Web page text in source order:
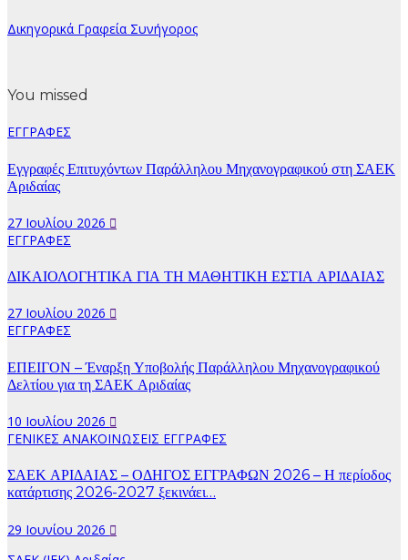
Δικηγορικά Γραφεία Συνήγορος
You missed
ΕΓΓΡΑΦΕΣ
Εγγραφές Επιτυχόντων Παράλληλου Μηχανογραφικού στη ΣΑΕΚ
Αριδαίας
27 Ιουλίου 2026
ΕΓΓΡΑΦΕΣ
ΔΙΚΑΙΟΛΟΓΗΤΙΚΑ ΓΙΑ ΤΗ ΜΑΘΗΤΙΚΗ ΕΣΤΙΑ ΑΡΙΔΑΙΑΣ
27 Ιουλίου 2026
ΕΓΓΡΑΦΕΣ
ΕΠΕΙΓΟΝ – Έναρξη Υποβολής Παράλληλου Μηχανογραφικού
Δελτίου για τη ΣΑΕΚ Αριδαίας
10 Ιουλίου 2026
ΓΕΝΙΚΕΣ ΑΝΑΚΟΙΝΩΣΕΙΣ ΕΓΓΡΑΦΕΣ
ΣΑΕΚ ΑΡΙΔΑΙΑΣ – ΟΔΗΓΟΣ ΕΓΓΡΑΦΩΝ 2026 – Η περίοδος
κατάρτισης 2026-2027 ξεκινάει…
29 Ιουνίου 2026